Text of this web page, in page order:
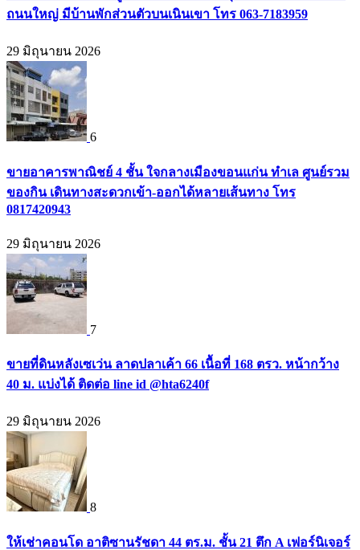
ถนนใหญ่ มีบ้านพักส่วนตัวบนเนินเขา โทร 063-7183959
29 มิถุนายน 2026
6
ขายอาคารพาณิชย์ 4 ชั้น ใจกลางเมืองขอนแก่น ทำเล ศูนย์รวม
ของกิน เดินทางสะดวกเข้า-ออกได้หลายเส้นทาง โทร
0817420943
29 มิถุนายน 2026
7
ขายที่ดินหลังเซเว่น ลาดปลาเค้า 66 เนื้อที่ 168 ตรว. หน้ากว้าง
40 ม. แบ่งได้ ติดต่อ line id @hta6240f
29 มิถุนายน 2026
8
ให้เช่าคอนโด อาติซานรัชดา 44 ตร.ม. ชั้น 21 ตึก A เฟอร์นิเจอร์